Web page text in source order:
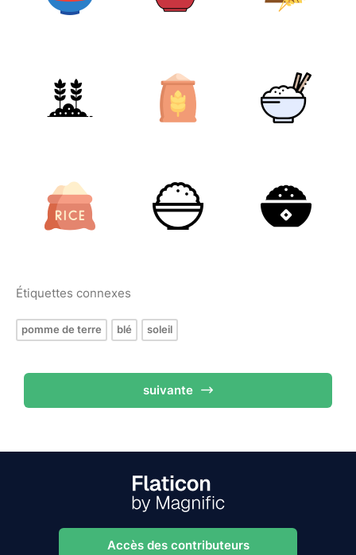
Étiquettes connexes
pomme de terre blé soleil
suivante
Accès des contributeurs